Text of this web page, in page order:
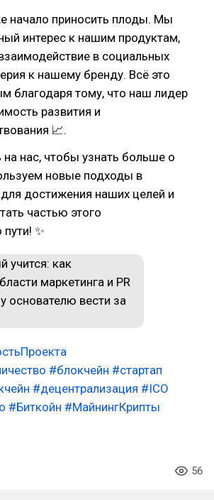
начало приносить плоды. Мы
интерес к нашим продуктам,
в социальных
к нашему бренду. Всё это
благодаря тому, что наш лидер
развития и
📈.
нас, чтобы узнать больше о
новые подходы в
для достижения наших целей и
частью этого
✨
#блокчейн #стартап
#децентрализация #ICO
#Биткойн #МайнингКрипты
56